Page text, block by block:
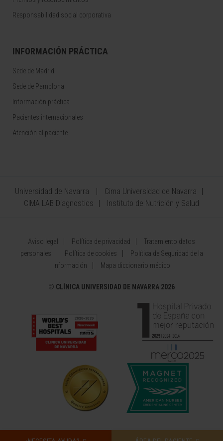
Responsabilidad social corporativa
INFORMACIÓN PRÁCTICA
Sede de Madrid
Sede de Pamplona
Información práctica
Pacientes internacionales
Atención al paciente
Universidad de Navarra
Cima Universidad de Navarra
CIMA LAB Diagnostics
Instituto de Nutrición y Salud
Aviso legal Política de privacidad
Tratamiento datos
personales
Política de cookies
Política de Seguridad de la
Información
Mapa diccionario médico
© CLÍNICA UNIVERSIDAD DE NAVARRA 2026